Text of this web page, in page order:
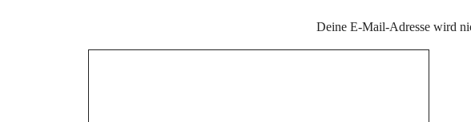
Deine E-Mail-Adresse wird